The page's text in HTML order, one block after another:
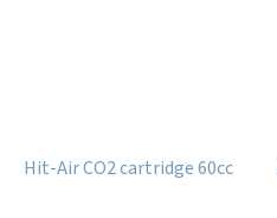
Hit-Air CO2 cartridge 60cc